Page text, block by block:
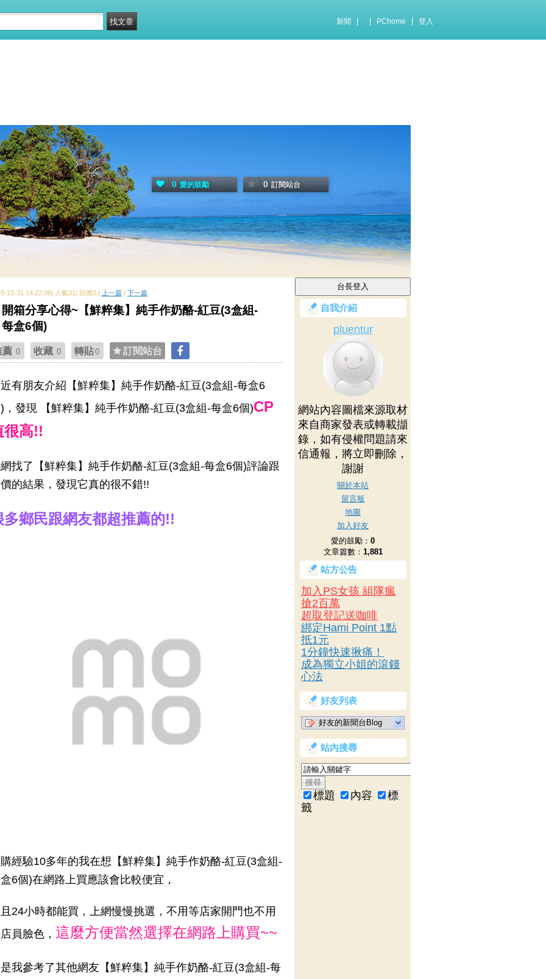
新聞 PChome 登入
0 愛的鼓勵 0 訂閱站台
10-31 14:22:06| 人氣31| 回應0 | 上一篇 | 下一篇
開箱分享心得~【鮮粹集】純手作奶酪-紅豆(3盒組-
每盒6個)
薦 0 收藏 0 轉貼0 訂閱站台
有朋友介紹【鮮粹集】純手作奶酪-紅豆(3盒組-每盒6
，發現 【鮮粹集】純手作奶酪-紅豆(3盒組-每盒6個)CP
很高!!
找了【鮮粹集】純手作奶酪-紅豆(3盒組-每盒6個)評論跟
的結果，發現它真的很不錯!!
多鄉民跟網友都超推薦的!!
經驗10多年的我在想【鮮粹集】純手作奶酪-紅豆(3盒組-
6個)在網路上買應該會比較便宜，
24小時都能買，上網慢慢挑選，不用等店家開門也不用
員臉色， 這麼方便當然選擇在網路上購買~~
我參考了其他網友【鮮粹集】純手作奶酪-紅豆(3盒組-每
自我介紹
pluentur
網站內容圖檔來源取材
來自商家發表或轉載擷
錄，如有侵權問題請來
信通報，將立即刪除，
謝謝
關於本站
留言板
地圖
加入好友
愛的鼓勵： 0
文章篇數： 1,881
站方公告
加入PS女孩 組隊瘋
搶2百萬
超取登記送咖啡
綁定Hami Point 1點
抵1元
1分鐘快速揪痛！
成為獨立小姐的滾錢
心法
好友列表
好友的新聞台Blog
站內搜尋
標題 內容
標
籤